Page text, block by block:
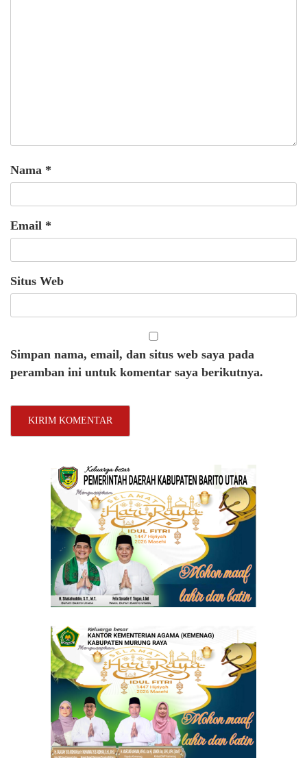
Nama *
Email *
Situs Web
Simpan nama, email, dan situs web saya pada
peramban ini untuk komentar saya berikutnya.